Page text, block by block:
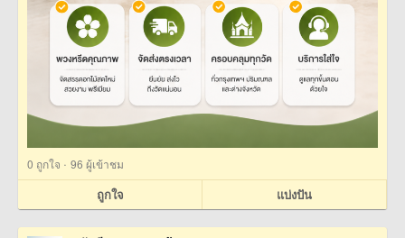
0 ถูกใจ · 96 ผู้เข้าชม
ถูกใจ แบ่งปัน